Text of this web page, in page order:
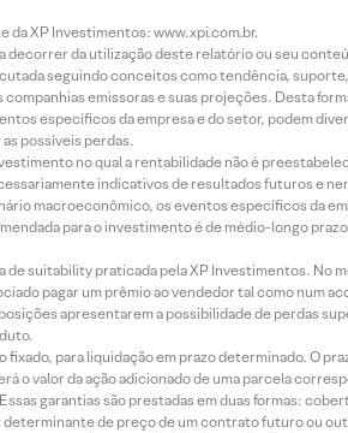
da XP Investimentos: www.xpi.com.br.
decorrer da utilização deste relatório ou seu
seguindo conceitos como tendência,
emissoras e suas projeções. Desta
específicos da empresa e do setor, podem
possíveis perdas.
no qual a rentabilidade não é
indicativos de resultados futuros e
macroeconômico, os eventos específicos da
para o investimento é de médio-longo
suitability praticada pela XP Investimentos. No
pagar um prêmio ao vendedor tal como num
apresentarem a possibilidade de perdas
para liquidação em prazo determinado. O
o valor da ação adicionado de uma parcela
garantias são prestadas em duas formas:
de preço de um contrato futuro ou